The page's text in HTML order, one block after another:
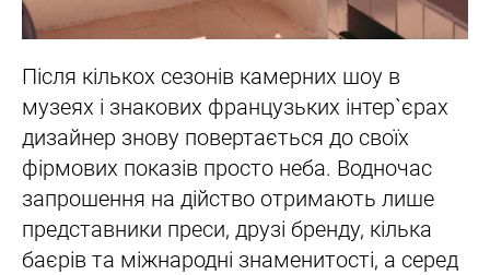
Після кількох сезонів камерних шоу в
музеях і знакових французьких інтер`єрах
дизайнер знову повертається до своїх
фірмових показів просто неба. Водночас
запрошення на дійство отримають лише
представники преси, друзі бренду, кілька
баєрів та міжнародні знаменитості, а серед